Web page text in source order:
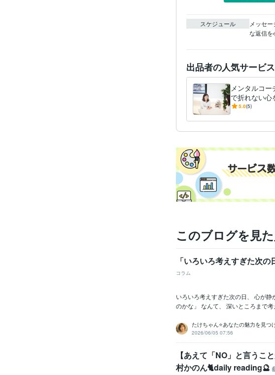
スケジュール
メッセ
な返信を
出品者の人気サービス
メンタルコー
で折れない心
【本当に変
5.0(5)
このブログを見
「いろいろ考えすぎた次
コラム
いろいろ考えすぎた次の日、 心が
のかな」 なんて、 深いところまで
たけちゃん⭐あなたの魅力を見つ
2026/06/05 07:56
【あえて「NO」と言うこ
村かのん🐈daily reading🔮